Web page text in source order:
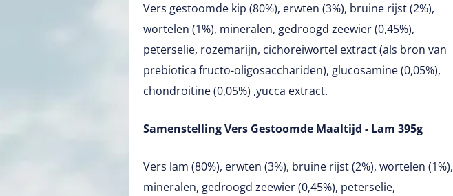
Vers gestoomde kip (80%), erwten (3%), bruine rijst (2%),
wortelen (1%), mineralen, gedroogd zeewier (0,45%),
peterselie, rozemarijn, cichoreiwortel extract (als bron van
prebiotica fructo-oligosacchariden), glucosamine (0,05%),
chondroitine (0,05%) ,yucca extract.
Samenstelling Vers Gestoomde Maaltijd - Lam 395g
Vers lam (80%), erwten (3%), bruine rijst (2%), wortelen (1%),
mineralen, gedroogd zeewier (0,45%), peterselie,